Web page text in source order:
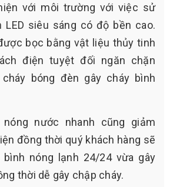
với môi trường với việc sử
LED siêu sáng có độ bền cao.
bọc bằng vật liệu thủy tinh
điện tuyệt đối ngăn chặn
bóng đèn gây cháy bình
nước nhanh cũng giảm
đồng thời quý khách hàng sẽ
nóng lạnh 24/24 vừa gây
thời dễ gây chập cháy.